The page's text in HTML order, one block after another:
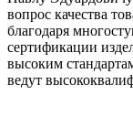
вопрос качества
благодаря
сертификации
высоким
ведут